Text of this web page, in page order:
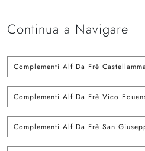
Continua a Navigare
Complementi Alf Da Frè
Complementi Alf Da Frè Vico
Complementi Alf Da Frè San